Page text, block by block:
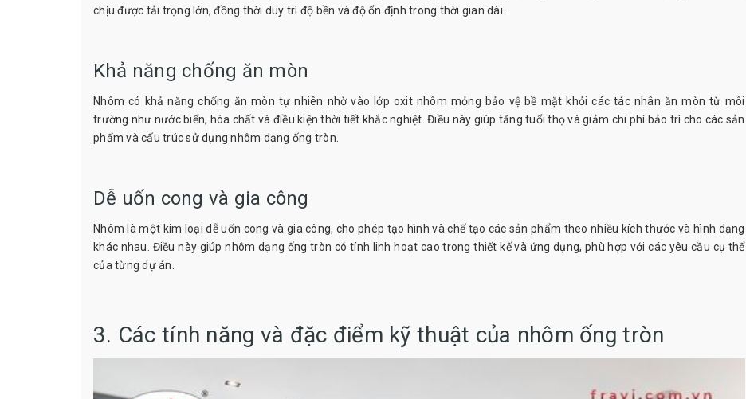
chịu được tải trọng lớn, đồng thời duy trì độ bền và độ ổn định trong thời gian dài.
Khả năng chống ăn mòn
Nhôm có khả năng chống ăn mòn tự nhiên nhờ vào lớp oxit nhôm mỏng bảo vệ bề mặt khỏi các tác nhân ăn mòn từ môi
trường như nước biển, hóa chất và điều kiện thời tiết khắc nghiệt. Điều này giúp tăng tuổi thọ và giảm chi phí bảo trì cho các sản
phẩm và cấu trúc sử dụng nhôm dạng ống tròn.
Dễ uốn cong và gia công
Nhôm là một kim loại dễ uốn cong và gia công, cho phép tạo hình và chế tạo các sản phẩm theo nhiều kích thước và hình dạng
khác nhau. Điều này giúp nhôm dạng ống tròn có tính linh hoạt cao trong thiết kế và ứng dụng, phù hợp với các yêu cầu cụ thể
của từng dự án.
3. Các tính năng và đặc điểm kỹ thuật của nhôm ống tròn